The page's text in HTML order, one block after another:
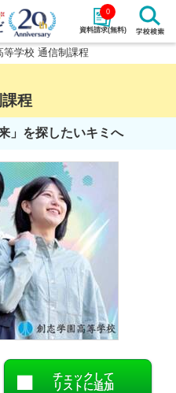
資料請求(無料)
0
特徴から探す
択して探す
北海道・東北
北陸・甲信越
中国
九州・沖縄
閉じる
等学校 通信制課程
程
」を探したいキミへ
チェックして
リストに追加